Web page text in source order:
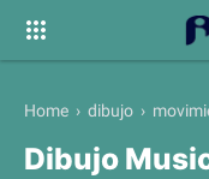
Home › dibujo ›
Dibujo